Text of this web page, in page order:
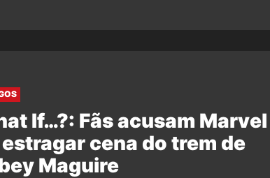
If…?: Fãs acusam Marvel
cena do trem de
Maguire